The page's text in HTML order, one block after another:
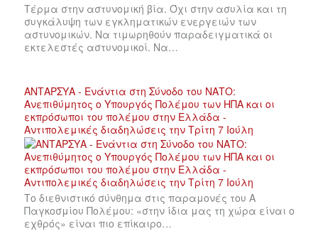
Τέρμα στην αστυνομική βία. Όχι στην ασυλία και τη
συγκάλυψη των εγκληματικών ενεργειών των
αστυνομικών. Να τιμωρηθούν παραδειγματικά οι
εκτελεστές αστυνομικοί. Να…
ΑΝΤΑΡΣΥΑ - Ενάντια στη Σύνοδο του ΝΑΤΟ:
Ανεπιθύμητος ο Υπουργός Πολέμου των ΗΠΑ και οι
εκπρόσωποι του πολέμου στην Ελλάδα -
Αντιπολεμικές διαδηλώσεις την Τρίτη 7 Ιούλη
Το διεθνιστικό σύνθημα στις παραμονές του Α
Παγκοσμίου Πολέμου: «στην ίδια μας τη χώρα είναι ο
εχθρός» είναι πιο επίκαιρο…